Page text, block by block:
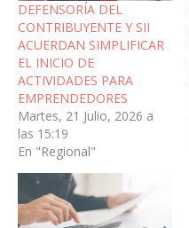
DEFENSORÍA DEL
CONTRIBUYENTE Y SII
ACUERDAN SIMPLIFICAR
EL INICIO DE
ACTIVIDADES PARA
EMPRENDEDORES
Martes, 21 Julio, 2026 a
las 15:19
En "Regional"